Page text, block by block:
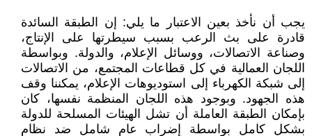
يجب أن نأخذ بعين الاعتبار ما يلي: إن الطبقة السائدة
قادرة على بث الرعب بسبب سيطرتها على الإنتاج،
وصناعة الاتصالات، ووسائل الإعلام، والدولة. وبواسطة
اللجان العمالية في كل قطاعات المجتمع، من الاتصالات
إلى شبكة الكهرباء إلى استوديوهات الإعلام، يمكننا وقف
هذه الجهود. وبوجود هذه اللجان المنظمة نفسها، كان
بإمكان الطبقة العاملة أن تشل الهيئات المسلحة للدولة
بشكل كامل بواسطة إضراب عام شامل ضد نظام